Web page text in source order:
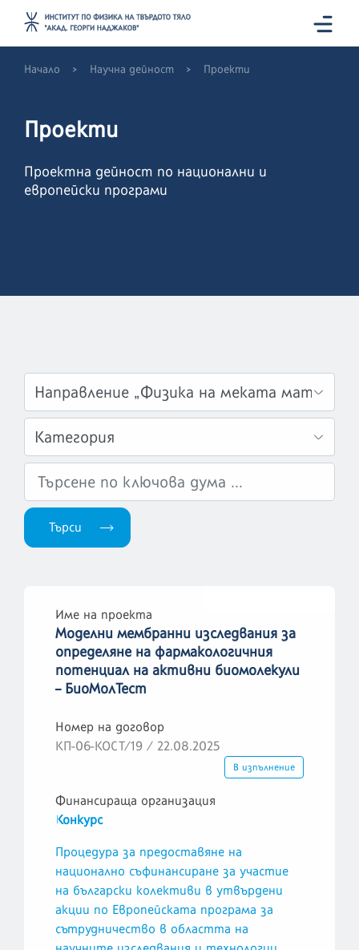
Начало > Научна дейност > Проекти
Проекти
Проектна дейност по национални и
европейски програми
Име на проекта
Моделни мембранни изследвания за
определяне на фармакологичния
потенциал на активни биомолекули
– БиоМолТест
Номер на договор
КП-06-КОСТ/19 / 22.08.2025
В изпълнение
Финансираща организация
Конкурс
Процедура за предоставяне на
национално съфинансиране за участие
на български колективи в утвърдени
акции по Европейската програма за
сътрудничество в областта на